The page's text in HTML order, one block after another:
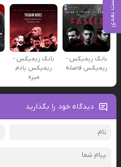
پست بعدی
بانک ریمیکس -
ریمیکس فاصله
بانک ریمیکس -
ریمیکس یادم
میره
دیدگاه خود را بگذارید